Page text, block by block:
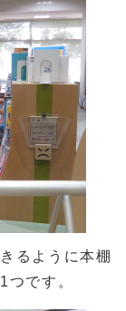
るように本棚
です。